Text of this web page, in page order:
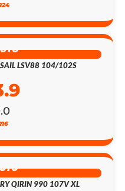
LSV88 104/102S
QIRIN 990 107V XL